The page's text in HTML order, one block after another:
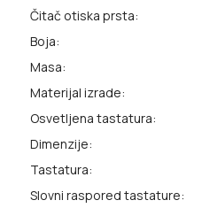
Čitač otiska prsta:
Boja:
Masa:
Materijal izrade:
Osvetljena tastatura:
Dimenzije:
Tastatura:
Slovni raspored tastature: